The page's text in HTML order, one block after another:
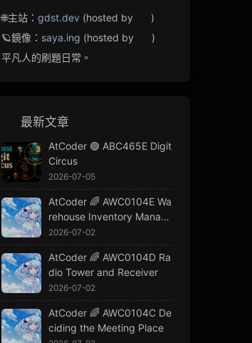
🌐主站： gdst.dev (hosted by
)
🪐鏡像： saya.ing (hosted by
)
平凡人的刷題日常。
最新文章
AtCoder 🟢 ABC465E Digit
Circus
2026-07-05
AtCoder 🌈 AWC0104E Wa
rehouse Inventory Manage
ment
2026-07-02
AtCoder 🌈 AWC0104D Ra
dio Tower and Receiver
2026-07-02
AtCoder 🌈 AWC0104C De
ciding the Meeting Place